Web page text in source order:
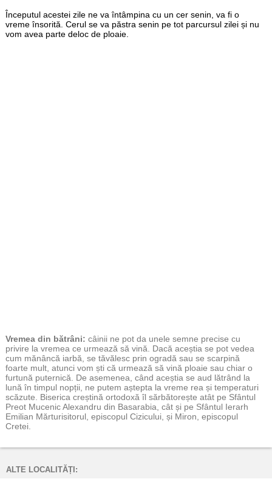
Începutul acestei zile ne va întâmpina cu un cer senin, va fi o
vreme însorită. Cerul se va păstra senin pe tot parcursul zilei și nu
vom avea parte deloc de ploaie.
Vremea din bătrâni: câinii ne pot da unele semne precise cu
privire la vremea ce urmează să vină. Dacă aceștia se pot vedea
cum mănâncă iarbă, se tăvălesc prin ogradă sau se scarpină
foarte mult, atunci vom ști că urmează să vină ploaie sau chiar o
furtună puternică. De asemenea, când aceștia se aud lătrând la
lună în timpul nopții, ne putem aștepta la vreme rea și temperaturi
scăzute. Biserica creștină ortodoxă îl sărbătorește atât pe Sfântul
Preot Mucenic Alexandru din Basarabia, cât și pe Sfântul Ierarh
Emilian Mărturisitorul, episcopul Cizicului, și Miron, episcopul
Cretei.
ALTE LOCALITĂȚI: